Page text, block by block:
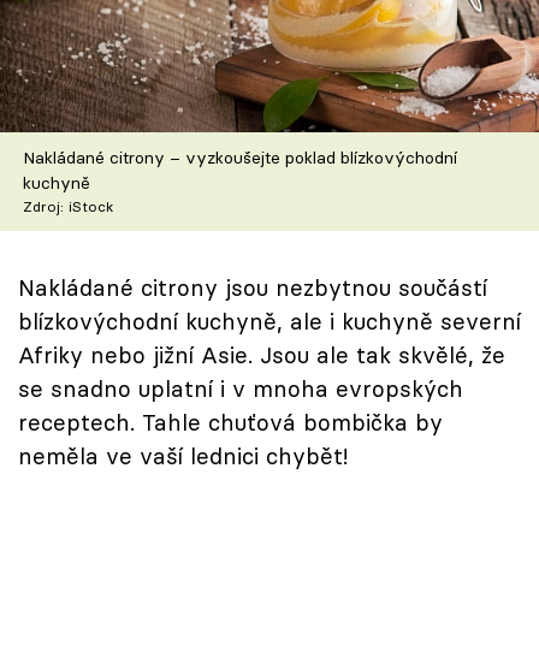
Škola vaření
Recepty z TV
Speciál: Cuketa
Těhotnej kuchař
Přihlášení
Sledujte nás
Nakládané citrony – vyzkoušejte poklad blízkovýchodní
kuchyně
Zdroj: iStock
Nakládané citrony jsou nezbytnou součástí
blízkovýchodní kuchyně, ale i kuchyně severní
Afriky nebo jižní Asie. Jsou ale tak skvělé, že
se snadno uplatní i v mnoha evropských
receptech. Tahle chuťová bombička by
neměla ve vaší lednici chybět!